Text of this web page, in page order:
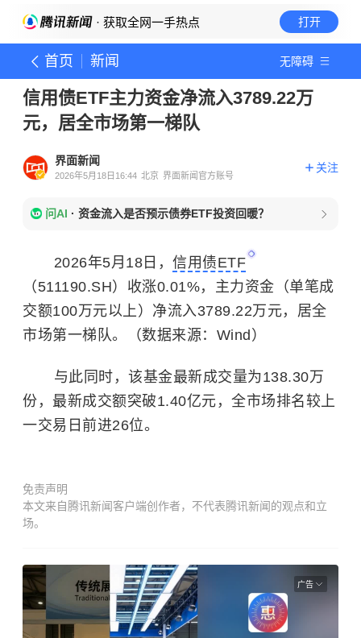
· 获取全网一手热点 打开
首页 新闻 无障碍
信用债ETF主力资金净流入3789.22万
元，居全市场第一梯队
界面新闻
2026年5月18日16:44 北京 界面新闻官方账号
关注
问AI · 资金流入是否预示债券ETF投资回暖？
2026年5月18日， 信用债ETF
（511190.SH）收涨0.01%，主力资金（单笔成
交额100万元以上）净流入3789.22万元，居全
市场第一梯队。（数据来源：Wind）
与此同时，该基金最新成交量为138.30万
份，最新成交额突破1.40亿元，全市场排名较上
一交易日前进26位。
免责声明
本文来自腾讯新闻客户端创作者，不代表腾讯新闻的观点和立
场。
广告